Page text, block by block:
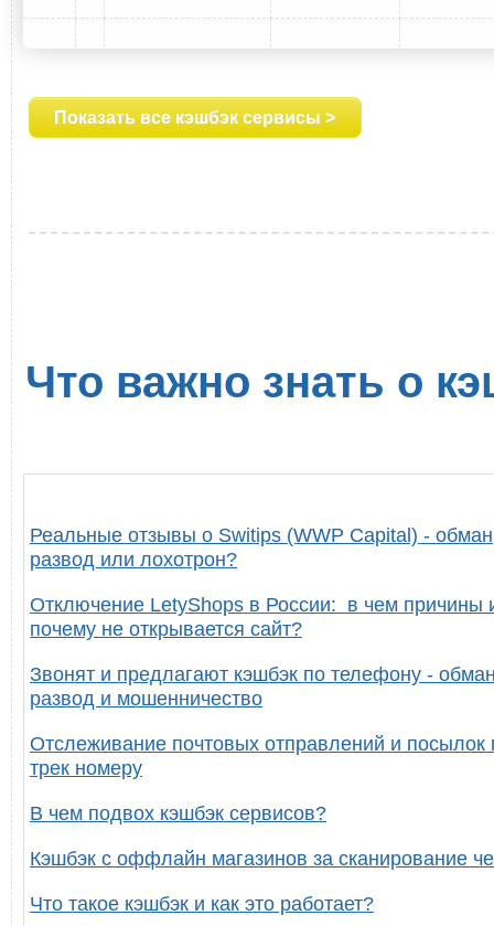
Показать все кэшбэк сервисы >
Что важно знать о
Реальные отзывы о Switips (WWP Capital) -
развод или лохотрон?
Отключение LetyShops в России: в чем причины
почему не открывается сайт?
Звонят и предлагают кэшбэк по телефону -
развод и мошенничество
Отслеживание почтовых отправлений и посылок
трек номеру
В чем подвох кэшбэк сервисов?
Кэшбэк с оффлайн магазинов за сканирование
Что такое кэшбэк и как это работает?